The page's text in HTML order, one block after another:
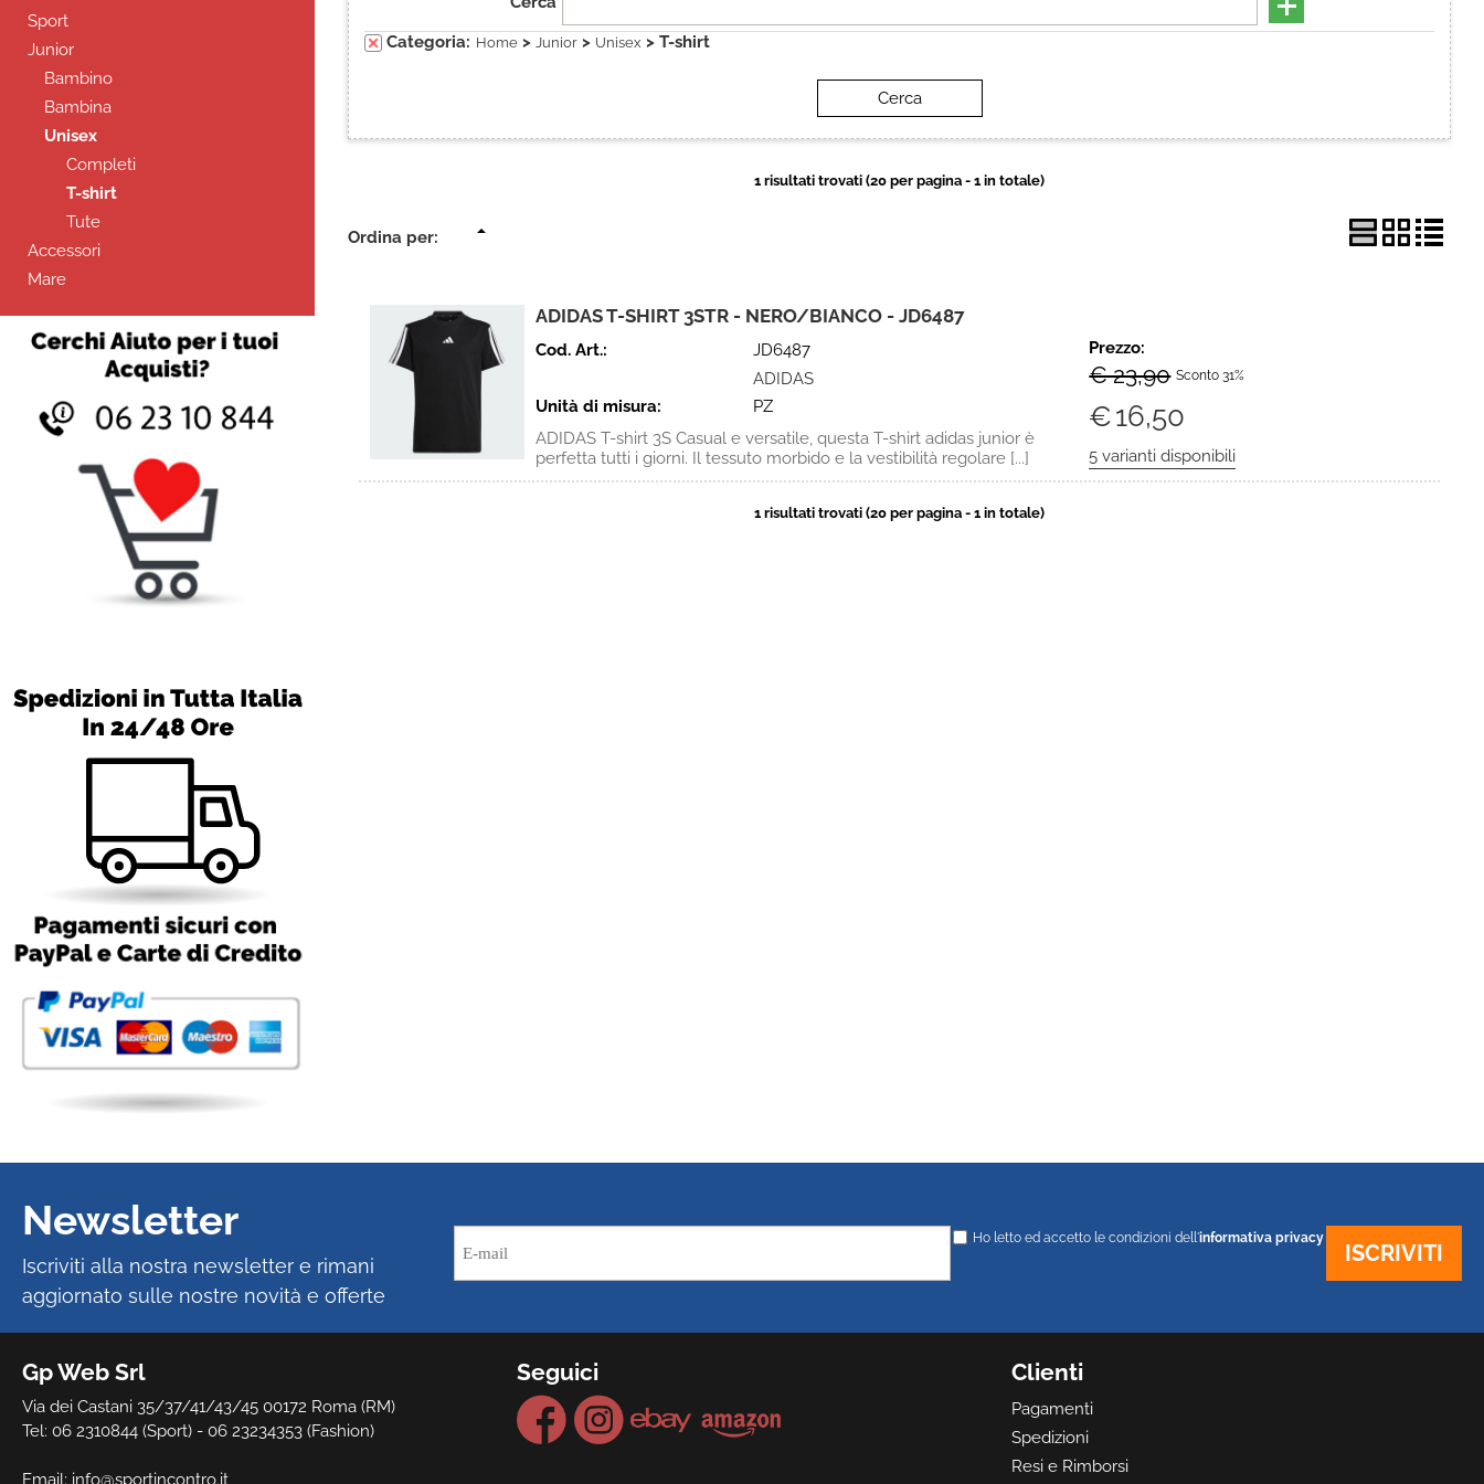
Sport
Junior
Bambino
Bambina
Unisex
Completi
T-shirt
Tute
Accessori
Mare
Categoria: Home > Junior > Unisex > T-shirt
1 risultati trovati (20 per pagina - 1 in totale)
Ordina per:
ADIDAS T-SHIRT 3STR - NERO/BIANCO - JD6487
Cod. Art.:
JD6487
ADIDAS
Unità di misura:
PZ
ADIDAS T-shirt 3S Casual e versatile, questa T-shirt adidas junior è
perfetta tutti i giorni. Il tessuto morbido e la vestibilità regolare [...]
Prezzo:
€ 23,90 Sconto 31%
€16,50
1 risultati trovati (20 per pagina - 1 in totale)
Gp Web Srl
Via dei Castani 35/37/41/43/45 00172 Roma (RM)
Tel: 06 2310844 (Sport) - 06 23234353 (Fashion)
Email: info@sportincontro.it
Seguici Clienti
Pagamenti
Spedizioni
Resi e Rimborsi
Newsletter
Iscriviti alla nostra newsletter e rimani
aggiornato sulle nostre novità e offerte
Ho letto ed accetto le condizioni dell'informativa privacy